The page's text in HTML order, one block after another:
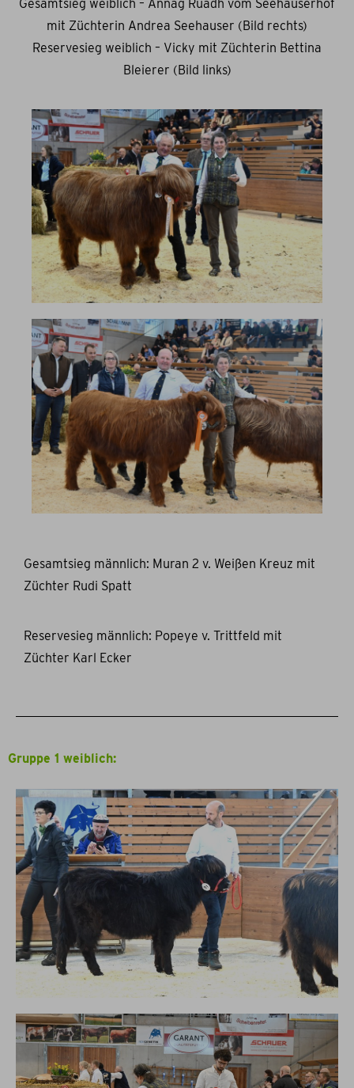
Gesamtsieg weiblich – Annag Ruadh vom Seehauserhof
mit Züchterin Andrea Seehauser (Bild rechts)
Reservesieg weiblich – Vicky mit Züchterin Bettina
Bleierer (Bild links)
Gesamtsieg männlich: Muran 2 v. Weißen Kreuz mit
Züchter Rudi Spatt
Reservesieg männlich: Popeye v. Trittfeld mit
Züchter Karl Ecker
Gruppe 1 weiblich: